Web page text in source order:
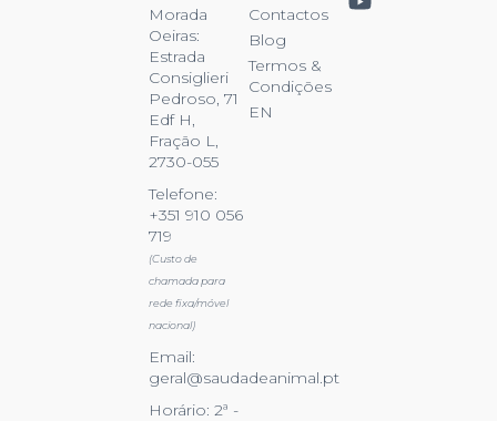
Morada
Oeiras:
Estrada
Consiglieri
Pedroso, 71
Edf H,
Fração L,
2730-055
Telefone:
+351 910 056
719
(Custo de
chamada para
rede fixa/móvel
nacional)
Email:
geral@saudadeanimal.pt
Horário: 2ª -
Contactos
Blog
Termos &
Condições
EN